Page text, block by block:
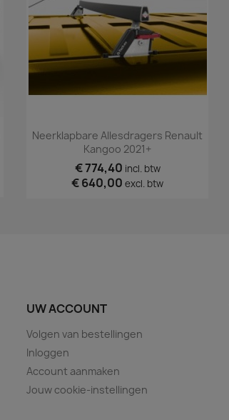
Snel bekijken
Neerklapbare Allesdragers Renault
Kangoo 2021+
€ 774,40 incl. btw
€ 640,00 excl. btw
UW ACCOUNT
Volgen van bestellingen
Inloggen
Account aanmaken
Jouw cookie-instellingen